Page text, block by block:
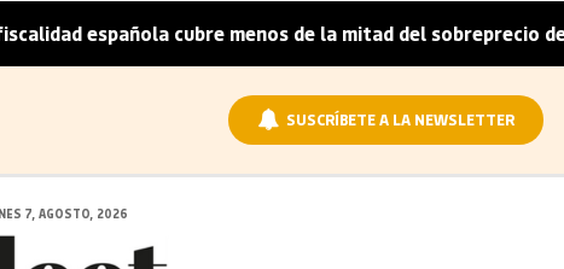
española cubre menos de la mitad del sobreprecio del
SUSCRÍBETE A LA NEWSLETTER
7, AGOSTO, 2026